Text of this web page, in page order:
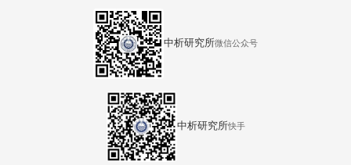
中析研究所微信公众号
中析研究所快手